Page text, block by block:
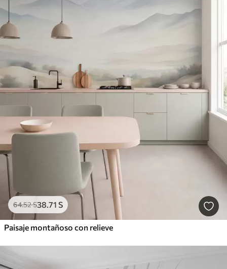
64.52S38.71 S
Paisaje montañoso con relieve